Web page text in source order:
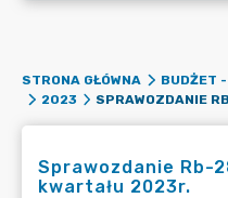
STRONA GŁÓWNA BUDŻET
2023
Sprawozdanie Rb-
kwartału 2023r.